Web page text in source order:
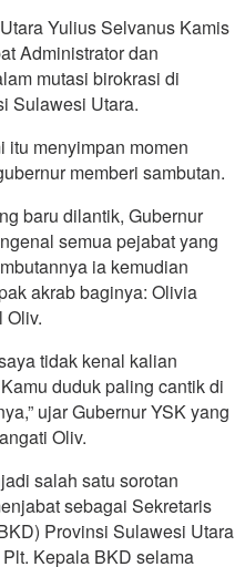
Yulius Selvanus Kamis
Administrator dan
mutasi birokrasi di
Sulawesi Utara.
itu menyimpan momen
memberi sambutan.
baru dilantik, Gubernur
semua pejabat yang
ia kemudian
akrab baginya: Olivia
Oliv.
tidak kenal kalian
duduk paling cantik di
ujar Gubernur YSK yang
Oliv.
salah satu sorotan
sebagai Sekretaris
Provinsi Sulawesi Utara
Kepala BKD selama